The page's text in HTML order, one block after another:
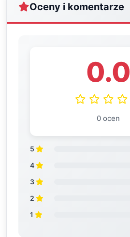
Oceny i komentarze
0.0
0 ocen
5
4
3
2
1